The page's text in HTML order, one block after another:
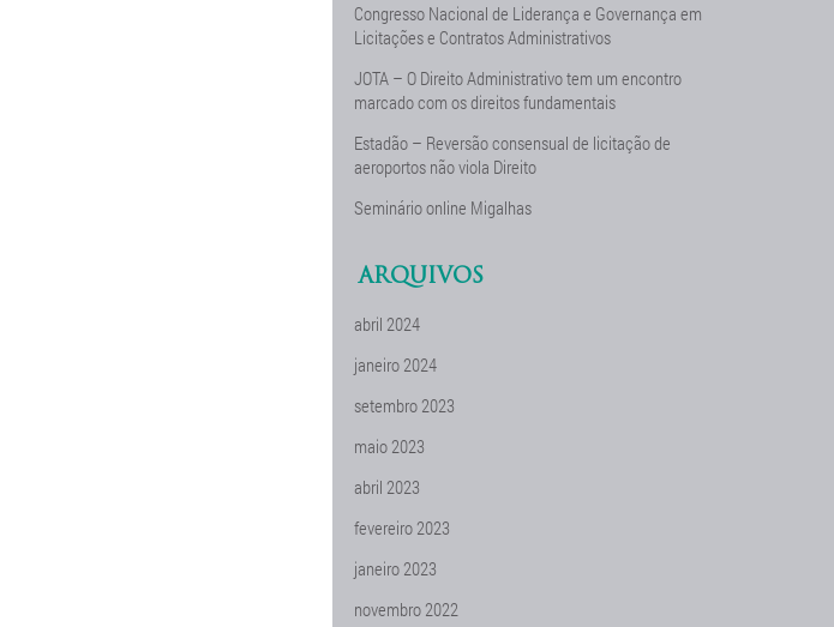
Congresso Nacional de Liderança e Governança em
Licitações e Contratos Administrativos
JOTA – O Direito Administrativo tem um encontro
marcado com os direitos fundamentais
Estadão – Reversão consensual de licitação de
aeroportos não viola Direito
Seminário online Migalhas
ARQUIVOS
abril 2024
janeiro 2024
setembro 2023
maio 2023
abril 2023
fevereiro 2023
janeiro 2023
novembro 2022